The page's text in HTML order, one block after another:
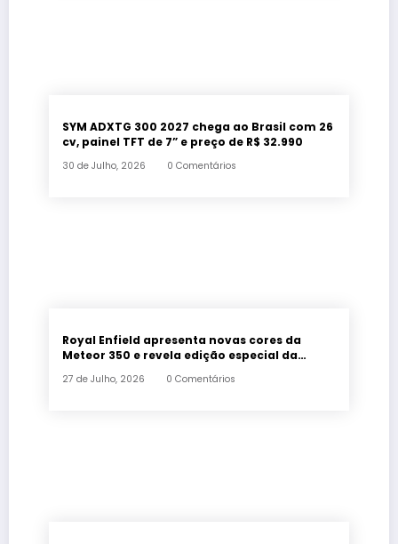
SYM ADXTG 300 2027 chega ao Brasil com 26
cv, painel TFT de 7” e preço de R$ 32.990
30 de Julho, 2026 0 Comentários
Royal Enfield apresenta novas cores da
Meteor 350 e revela edição especial da
27 de Julho, 2026 0 Comentários